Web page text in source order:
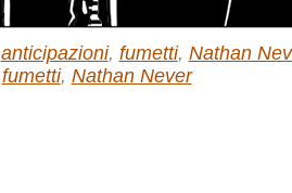
anticipazioni, fumetti, Nathan
fumetti, Nathan Never